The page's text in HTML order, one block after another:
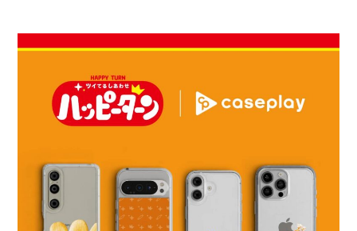
創業ストーリー
CASEPLAY
海外メーカー支援
サプライヤ
Company
News
Recruit